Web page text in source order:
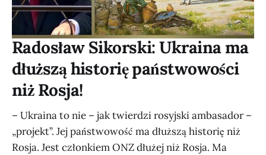
Radosław Sikorski: Ukraina ma
dłuższą historię państwowości
niż Rosja!
– Ukraina to nie – jak twierdzi rosyjski ambasador –
„projekt”. Jej państwowość ma dłuższą historię niż
Rosja. Jest członkiem ONZ dłużej niż Rosja. Ma